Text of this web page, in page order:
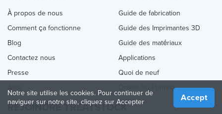
À propos de nous
Comment ça fonctionne
Blog
Contactez nous
Presse
Guide de fabrication
Guide des Imprimantes 3D
Guide des matériaux
Applications
Quoi de neuf
Online 3D Printing
REJOINDRE TREATSTOCK
Notre site utilise les cookies. Pour continuer de
naviguer sur notre site, cliquez sur Accepter
Accept